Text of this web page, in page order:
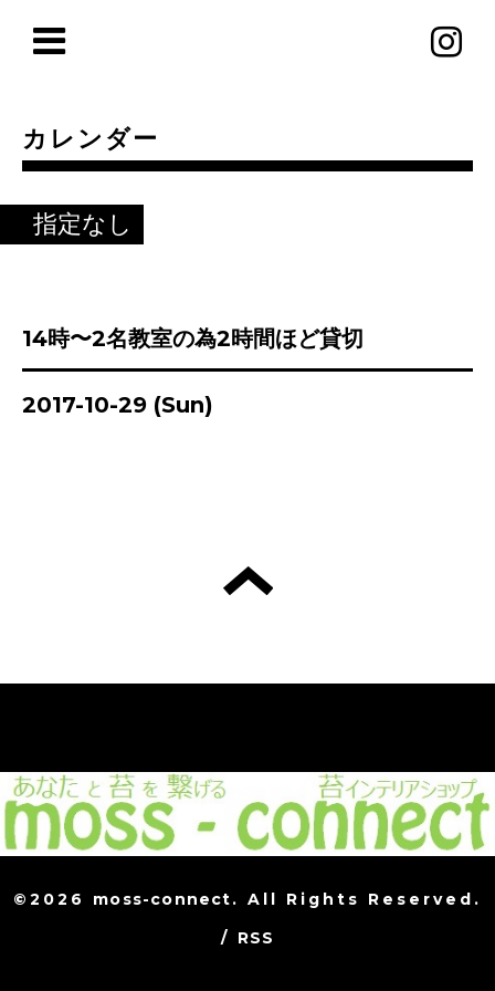
カレンダー
指定なし
14時〜2名教室の為2時間ほど貸切
2017-10-29 (Sun)
©2026 moss-connect. All Rights Reserved.
/ RSS